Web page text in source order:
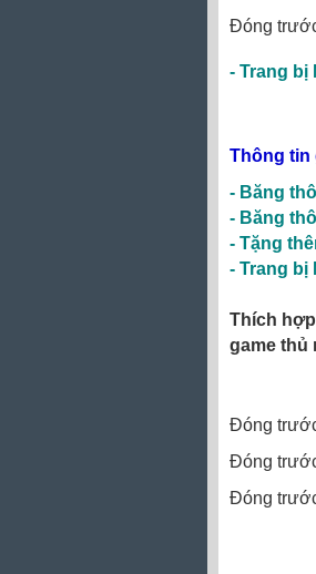
Đóng
- Trang bị
Thông tin
- Băng
- Băng
- Tặng
- Trang bị
Thích
game thủ
Đóng
Đóng
Đóng